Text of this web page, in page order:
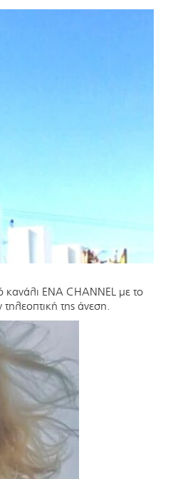
κανάλι ΕΝΑ CHANNEL με το
της άνεση.